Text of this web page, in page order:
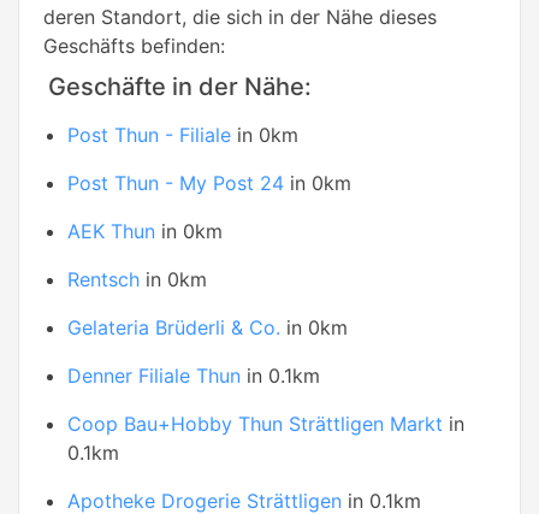
deren Standort, die sich in der Nähe dieses
Geschäfts befinden:
Geschäfte in der Nähe:
Post Thun - Filiale in 0km
Post Thun - My Post 24 in 0km
AEK Thun in 0km
Rentsch in 0km
Gelateria Brüderli & Co. in 0km
Denner Filiale Thun in 0.1km
Coop Bau+Hobby Thun Strättligen Markt in
0.1km
Apotheke Drogerie Strättligen in 0.1km